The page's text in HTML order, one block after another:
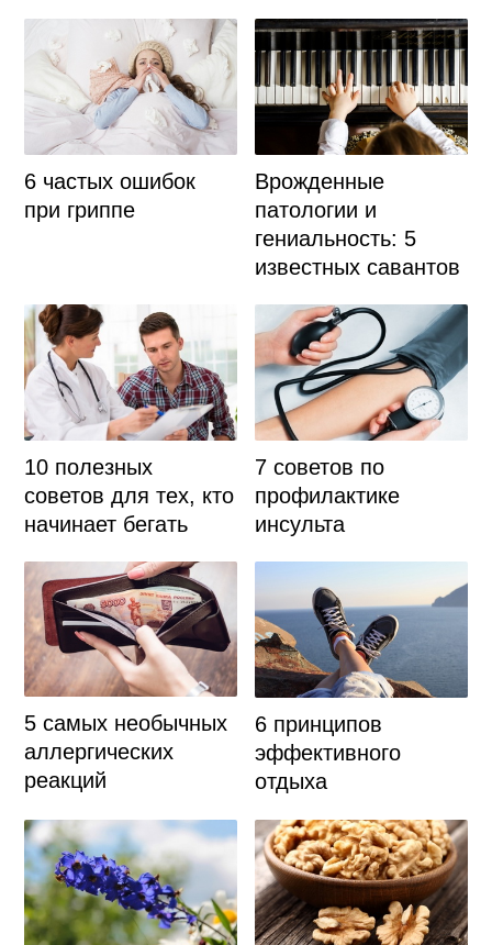
6 частых ошибок
при гриппе
Врожденные
патологии и
гениальность: 5
известных савантов
10 полезных
советов для тех, кто
начинает бегать
7 советов по
профилактике
инсульта
5 самых необычных
аллергических
реакций
6 принципов
эффективного
отдыха